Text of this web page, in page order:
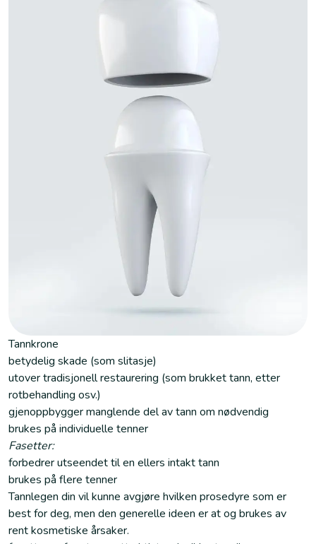
Tannkrone
betydelig skade (som slitasje)
utover tradisjonell restaurering (som brukket tann, etter
rotbehandling osv.)
gjenoppbygger manglende del av tann om nødvendig
brukes på individuelle tenner
Fasetter:
forbedrer utseendet til en ellers intakt tann
brukes på flere tenner
Tannlegen din vil kunne avgjøre hvilken prosedyre som er
best for deg, men den generelle ideen er at og brukes av
rent kosmetiske årsaker.